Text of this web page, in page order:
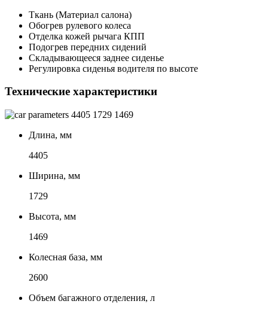
Ткань (Материал салона)
Обогрев рулевого колеса
Отделка кожей рычага КПП
Подогрев передних сидений
Складывающееся заднее сиденье
Регулировка сиденья водителя по высоте
Технические характеристики
4405 1729 1469
Длина, мм
4405
Ширина, мм
1729
Высота, мм
1469
Колесная база, мм
2600
Объем багажного отделения, л